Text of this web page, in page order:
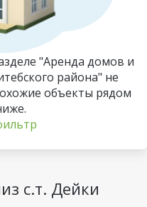
"Аренда домов и
района" не
объекты рядом
с.т. Дейки